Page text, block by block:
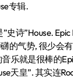
专辑.
”史诗”House.
的气势, 很少会
乐就是很棒的
天皇”. 其实连